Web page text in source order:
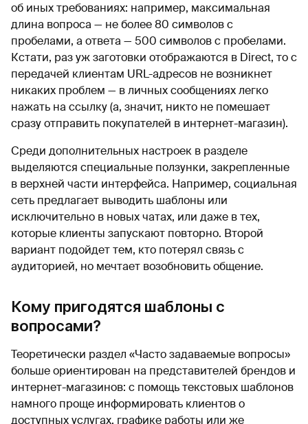
об иных требованиях: например, максимальная
длина вопроса — не более 80 символов с
пробелами, а ответа — 500 символов с пробелами.
Кстати, раз уж заготовки отображаются в Direct, то с
передачей клиентам URL-адресов не возникнет
никаких проблем — в личных сообщениях легко
нажать на ссылку (а, значит, никто не помешает
сразу отправить покупателей в интернет-магазин).
Среди дополнительных настроек в разделе
выделяются специальные ползунки, закрепленные
в верхней части интерфейса. Например, социальная
сеть предлагает выводить шаблоны или
исключительно в новых чатах, или даже в тех,
которые клиенты запускают повторно. Второй
вариант подойдет тем, кто потерял связь с
аудиторией, но мечтает возобновить общение.
Кому пригодятся шаблоны с
вопросами?
Теоретически раздел «Часто задаваемые вопросы»
больше ориентирован на представителей брендов и
интернет-магазинов: с помощь текстовых шаблонов
намного проще информировать клиентов о
доступных услугах, графике работы или же